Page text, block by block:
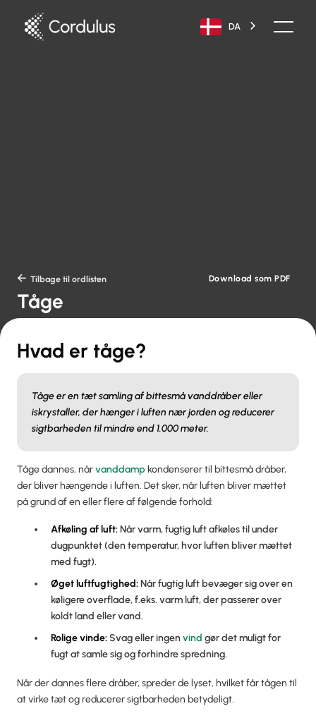
DA
 Tilbage til ordlisten Download som PDF
Tåge
Hvad er tåge?
Tåge er en tæt samling af bittesmå vanddråber eller
iskrystaller, der hænger i luften nær jorden og reducerer
sigtbarheden til mindre end 1.000 meter.
Tåge dannes, nårvanddamp kondenserer til bittesmå dråber,
der bliver hængende i luften. Det sker, når luften bliver mættet
på grund af en eller flere af følgende forhold:
Afkøling af luft:Når varm, fugtig luft afkøles til under
dugpunktet (den temperatur, hvor luften bliver mættet
med fugt).
Øget luftfugtighed:Når fugtig luft bevæger sig over en
køligere overflade, f.eks. varm luft, der passerer over
koldt land eller vand.
Rolige vinde:Svag eller ingenvind gør det muligt for
fugt at samle sig og forhindre spredning.
Når der dannes flere dråber, spreder de lyset, hvilket får tågen til
at virke tæt og reducerer sigtbarheden betydeligt.